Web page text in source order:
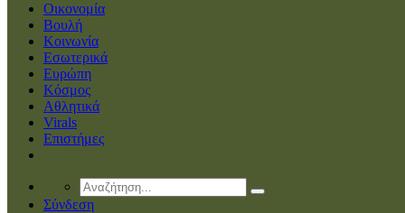
Οικονομία
Βουλή
Κοινωνία
Εσωτερικά
Ευρώπη
Κόσμος
Αθλητικά
Virals
Επιστήμες
Σύνδεση